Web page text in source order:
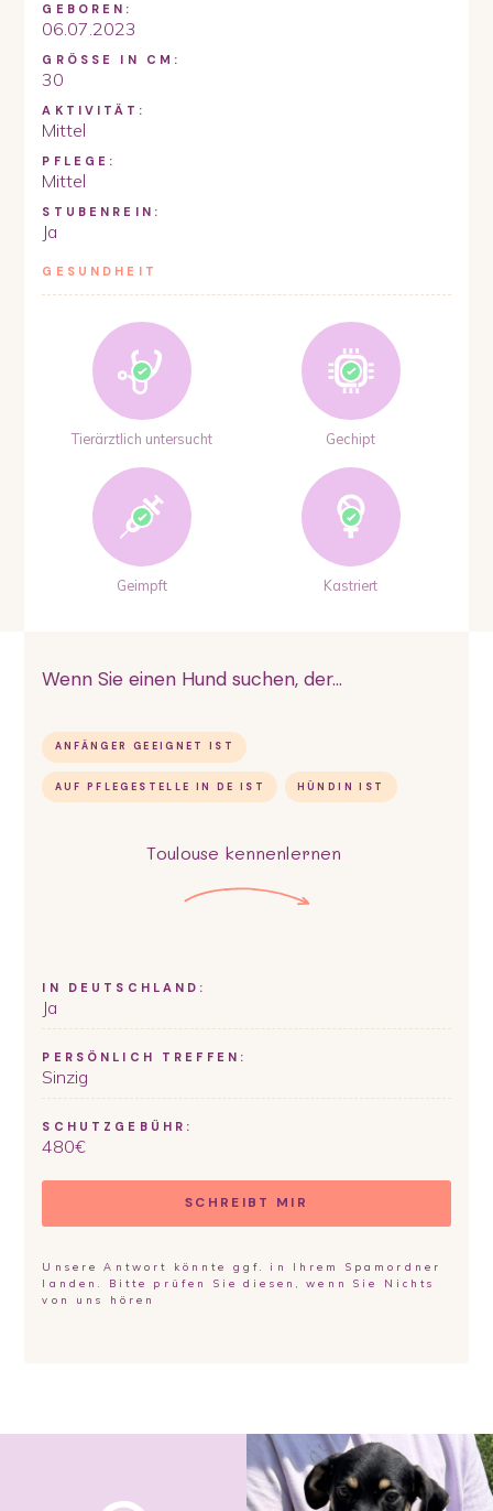
GEBOREN:
06.07.2023
GRÖSSE IN CM:
30
AKTIVITÄT:
Mittel
PFLEGE:
Mittel
STUBENREIN:
Ja
GESUNDHEIT
Tierärztlich untersucht Gechipt
Geimpft Kastriert
Wenn Sie einen Hund suchen, der...
ANFÄNGER GEEIGNET IST
AUF PFLEGESTELLE IN DE IST HÜNDIN IST
Toulouse kennenlernen
IN DEUTSCHLAND:
Ja
PERSÖNLICH TREFFEN:
Sinzig
SCHUTZGEBÜHR:
480€
SCHREIBT MIR
Unsere Antwort könnte ggf. in Ihrem Spamordner
landen. Bitte prüfen Sie diesen, wenn Sie Nichts
von uns hören